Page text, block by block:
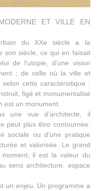
ET VILLE EN
du XXe siècle a la
son siècle, ce qui en faisait
de l’utopie, d’une vision
; de celle où la ville et
selon cette caractéristique :
figé et monumentalisé
est un monument.
une vue d’architecte, il
peut plus être contournée.
sociale ou d’une pratique
et valorisée. Le grand
il est la valeur du
sens architecture, espace
un enjeu. Un programme a